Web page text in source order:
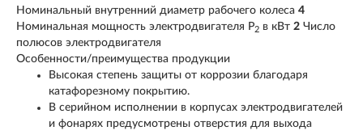
Номинальный внутренний диаметр рабочего колеса 4
Номинальная мощность электродвигателя P2 в кВт 2 Число
полюсов электродвигателя
Особенности/преимущества продукции
Высокая степень защиты от коррозии благодаря
катафорезному покрытию.
В серийном исполнении в корпусах электродвигателей
и фонарях предусмотрены отверстия для выхода